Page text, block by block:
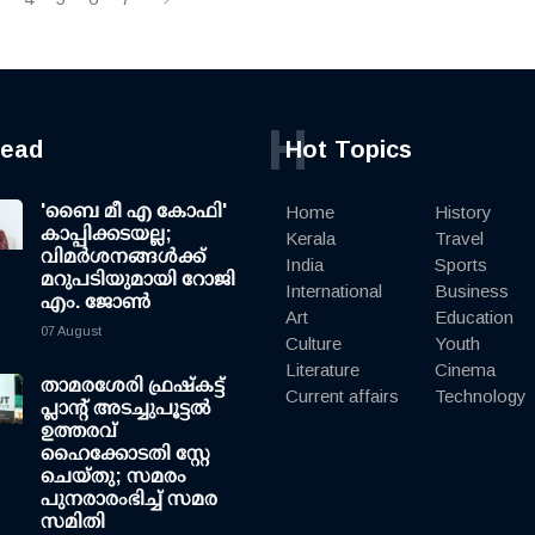
'ബൈ മീ എ കോഫി'
കാപ്പിക്കടയല്ല;
വിമര്‍ശനങ്ങള്‍ക്ക്
മറുപടിയുമായി റോജി
എം. ജോണ്‍
07 August
താമരശേരി ഫ്രഷ്കട്ട്
പ്ലാന്റ് അടച്ചുപൂട്ടൽ
ഉത്തരവ്
ഹൈക്കോടതി സ്റ്റേ
ചെയ്തു; സമരം
പുനരാരംഭിച്ച് സമര
സമിതി
Hot Topics
H
Home
Kerala
India
International
Art
Culture
Literature
Current affairs
History
Travel
Sports
Business
Education
Youth
Cinema
Technology